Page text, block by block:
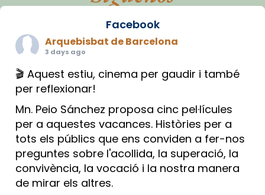
Facebook
Arquebisbat de Barcelona
3 days ago
🎬 Aquest estiu, cinema per gaudir i també
per reflexionar!
Mn. Peio Sánchez proposa cinc pel·lícules
per a aquestes vacances. Històries per a
tots els públics que ens conviden a fer-nos
preguntes sobre l'acollida, la superació, la
convivència, la vocació i la nostra manera
de mirar els altres.